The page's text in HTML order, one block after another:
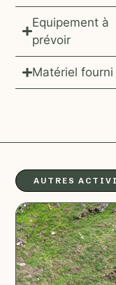
Equipement à
prévoir
Matériel fourni
AUTRES